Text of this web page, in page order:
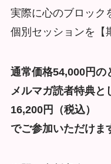
実際に心のブロック
個別セッションを【
通常価格54,000円の
メルマガ読者特典と
16,200円（税込）
でご参加いただけま